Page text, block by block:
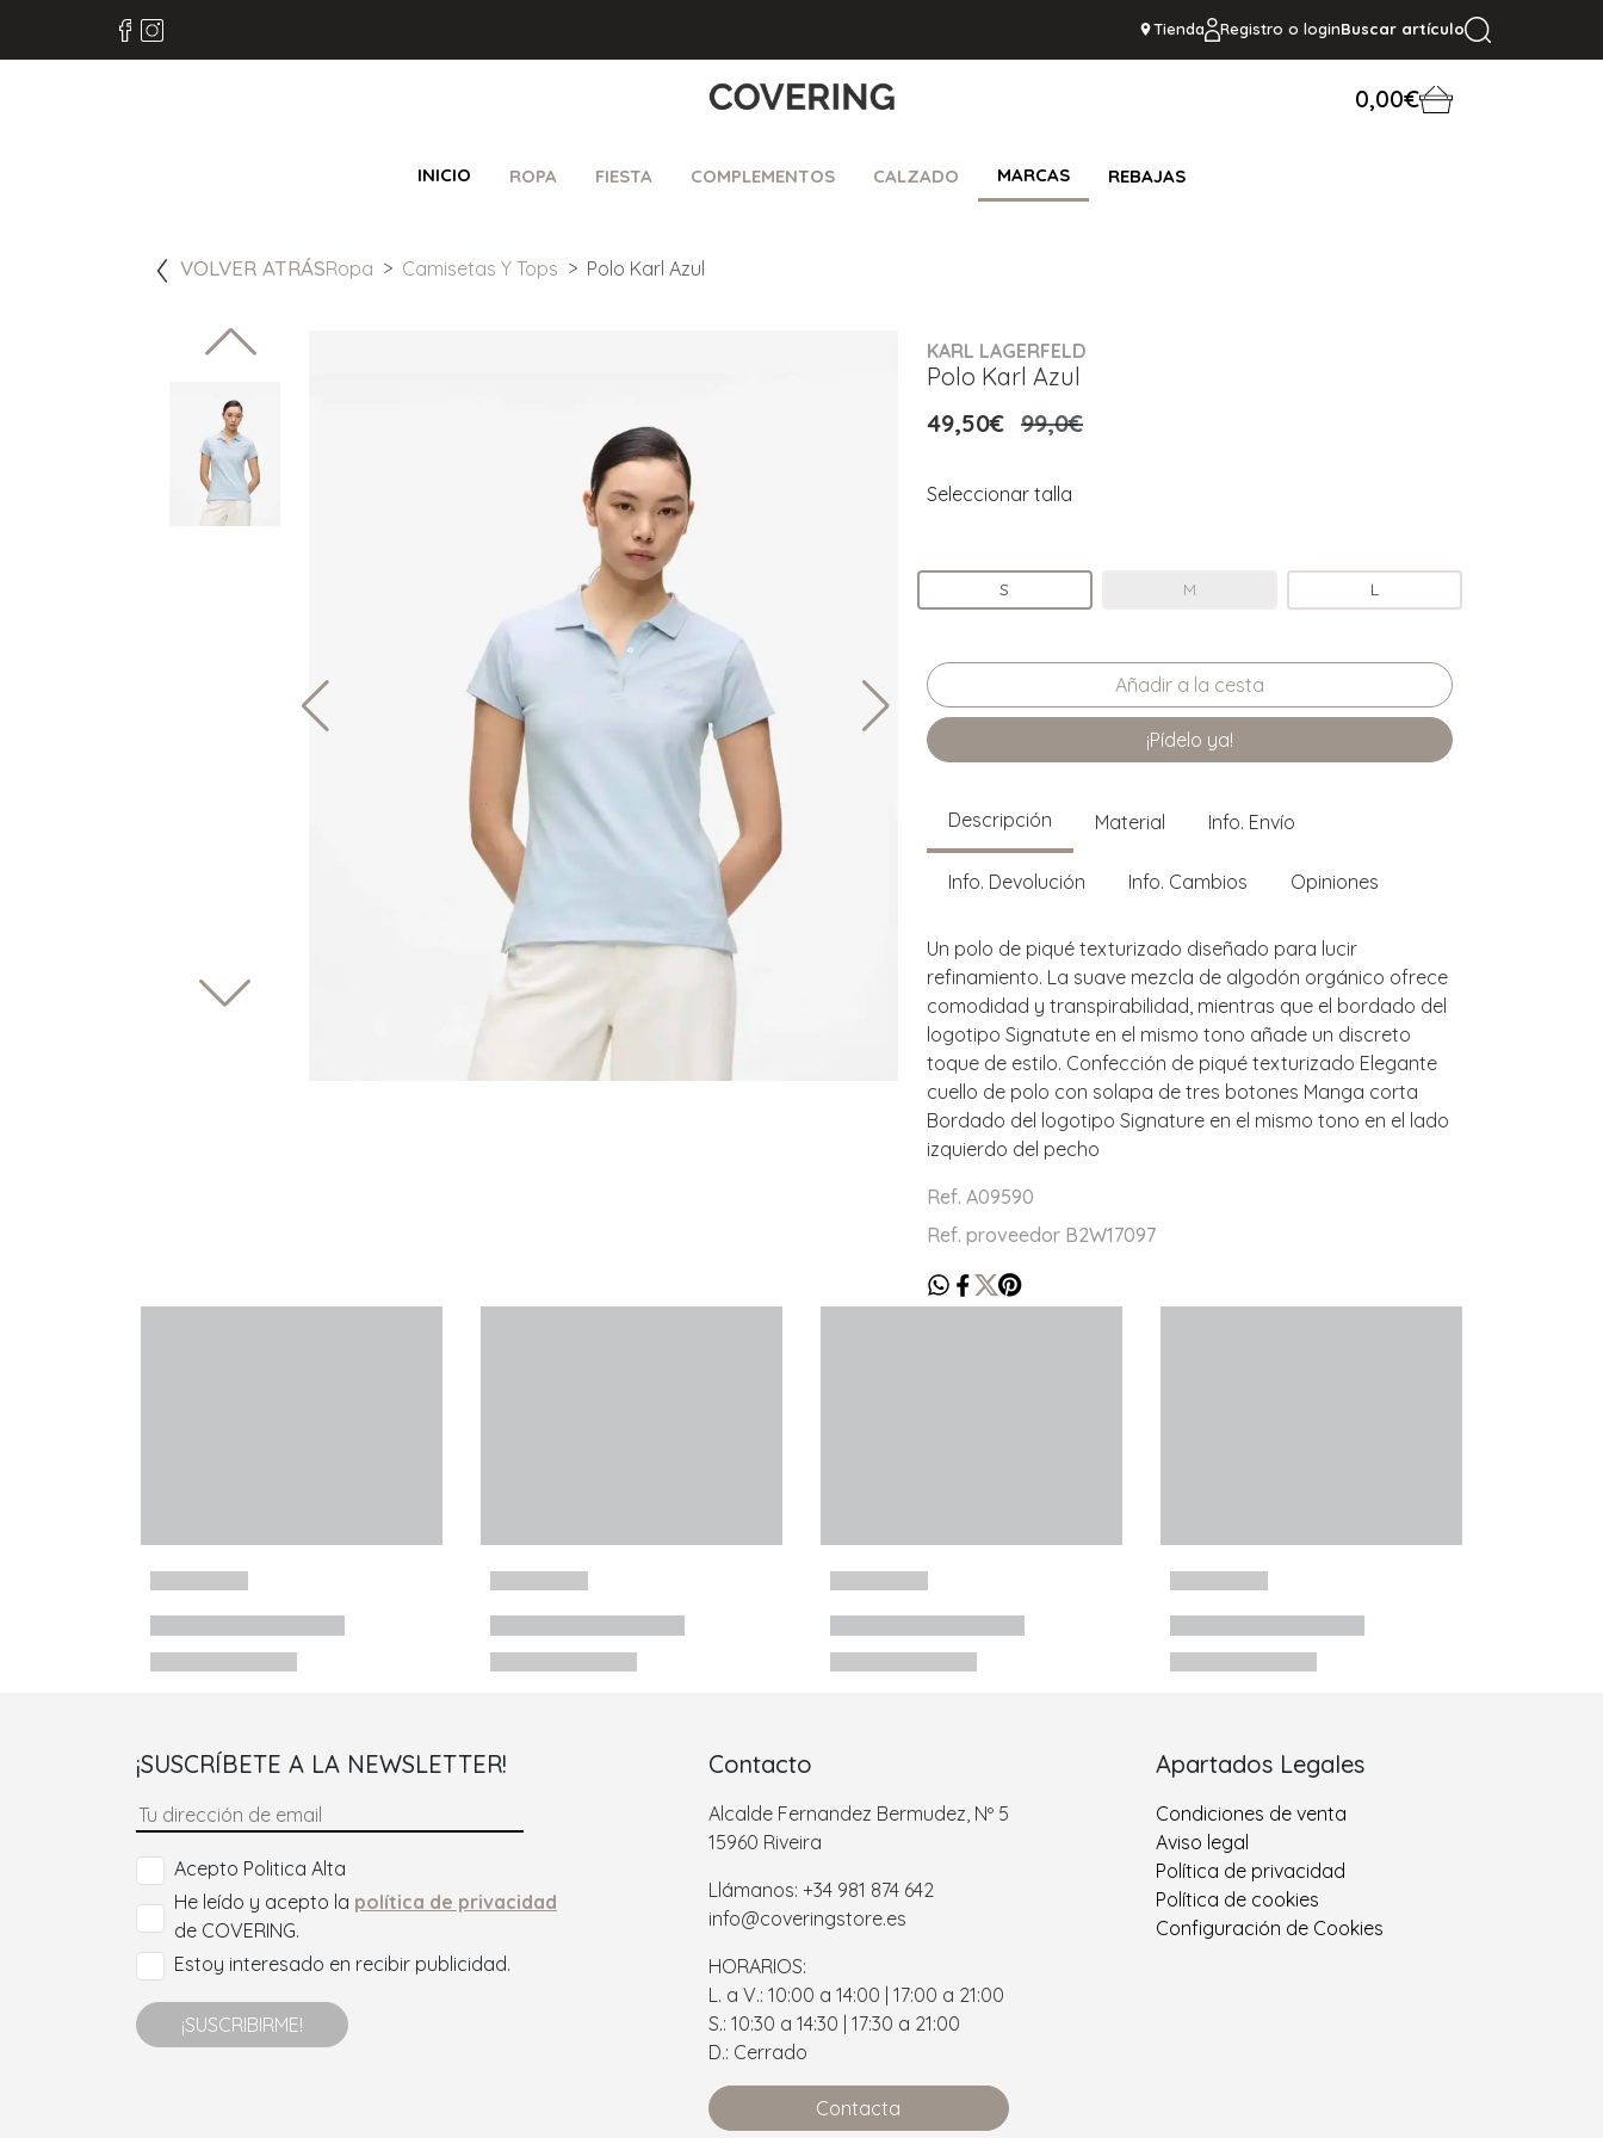
Tienda Registro o loginBuscar artículo
0,00€
INICIO ROPA FIESTA COMPLEMENTOS CALZADO MARCAS REBAJAS
VOLVER ATRÁSRopa Camisetas Y Tops Polo Karl Azul
KARL LAGERFELD
Polo Karl Azul
49,50€ 99,0€
Seleccionar talla
S M L
¡Pídelo ya!
Descripción Material Info. Envío
Info. Devolución Info. Cambios Opiniones
Un polo de piqué texturizado diseñado para lucir
refinamiento. La suave mezcla de algodón orgánico ofrece
comodidad y transpirabilidad, mientras que el bordado del
logotipo Signatute en el mismo tono añade un discreto
toque de estilo. Confección de piqué texturizado Elegante
cuello de polo con solapa de tres botones Manga corta
Bordado del logotipo Signature en el mismo tono en el lado
izquierdo del pecho
Ref. A09590
Ref. proveedor B2W17097
¡SUSCRÍBETE A LA NEWSLETTER!
Acepto Politica Alta
He leído y acepto la política de privacidad
de COVERING.
Estoy interesado en recibir publicidad.
¡SUSCRIBIRME!
Contacto
Alcalde Fernandez Bermudez, Nº 5
15960 Riveira
Llámanos: +34 981 874 642
info@coveringstore.es
HORARIOS:
L. a V.: 10:00 a 14:00 | 17:00 a 21:00
S.: 10:30 a 14:30 | 17:30 a 21:00
D.: Cerrado
Contacta
Apartados Legales
Condiciones de venta
Aviso legal
Política de privacidad
Política de cookies
Configuración de Cookies